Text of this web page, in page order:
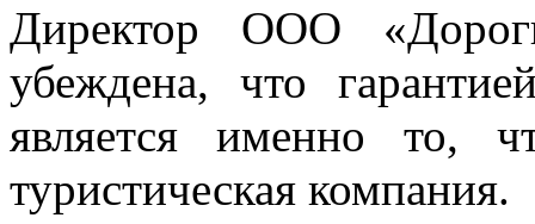
Директор ООО
убеждена, что
является именно то,
туристическая компания.